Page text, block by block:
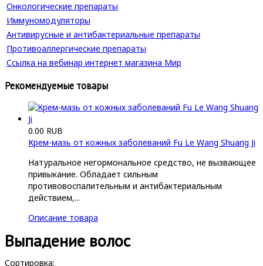
Онкологические препараты
Иммуномодуляторы
Антивирусные и антибактериальные препараты
Противоаллергические препараты
Ссылка на вебинар интернет магазина Мир
Рекомендуемые товары
0.00 RUB
Крем-мазь от кожных заболеваний Fu Le Wang Shuang Ji
Натуральное негормональное средство, не вызвающее
привыкание. Обладает сильным
противовоспалительным и антибактериальным
действием,...
Описание товара
Выпадение волос
Сортировка: